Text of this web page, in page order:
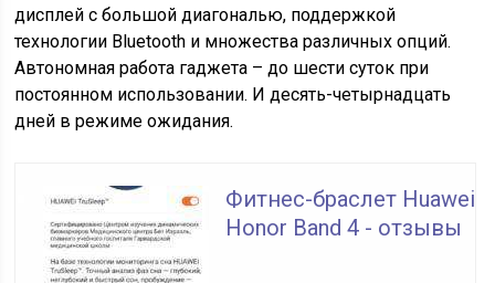
дисплей с большой диагональю, поддержкой
технологии Bluetooth и множества различных опций.
Автономная работа гаджета – до шести суток при
постоянном использовании. И десять-четырнадцать
дней в режиме ожидания.
Фитнес-браслет Huawei
Honor Band 4 - отзывы